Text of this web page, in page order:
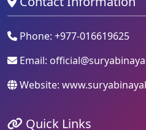
Phone: +977-016619625
Email:
Website:
Quick Links